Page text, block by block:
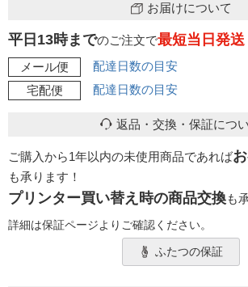
お届けについて
平日13時までのご注文で最短当日発送
メール便
配達日数の目安
宅配便
配達日数の目安
返品・交換・保証につ
ご購入から1年以内の未使用商品であれば
も承ります！
プリンター買い替え時の商品交換も
詳細は保証ページよりご確認ください。
ふたつの保証